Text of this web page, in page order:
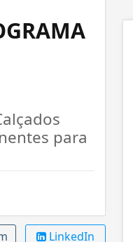
para
LinkedIn